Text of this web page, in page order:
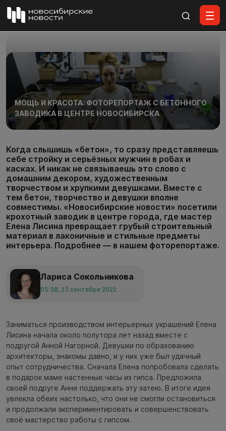
МОЩЬ И КРАСОТА: ФОТОРЕПОРТАЖ С БЕТОННОГО
ЗАВОДИКА В ЦЕНТРЕ НОВОСИБИРСКА
Когда слышишь «бетон», то сразу представляешь
себе стройку и серьёзных мужчин в робах и
касках. И никак не связываешь это слово с
домашним декором, художественным
творчеством и хрупкими девушками. Вместе с
тем бетон, творчество и девушки вполне
совместимы. «Новосибирские новости» посетили
крохотный заводик в центре города, где мастер
Елена Лисина превращает грубый строительный
материал в лаконичные и стильные предметы
интерьера. Подробнее — в нашем фоторепортаже.
Лариса Сокольникова
05:38, 23 сентября 2022
Заниматься производством интерьерных украшений Елена
Лисина начала около полутора лет назад вместе с
подругой Анной Нагорной. Девушки по образованию
архитекторы, знакомы давно, и у них уже был удачный
опыт сотрудничества. Сначала Елена попробовала сделать
в подарок маме настенные часы из гипса. Предложила
своей подруге Анне поддержать эту затею. В итоге идея
увлекла обеих настолько, что они не смогли остановиться
и продолжали экспериментировать и совершенствовать
своё мастерство работы с гипсом.